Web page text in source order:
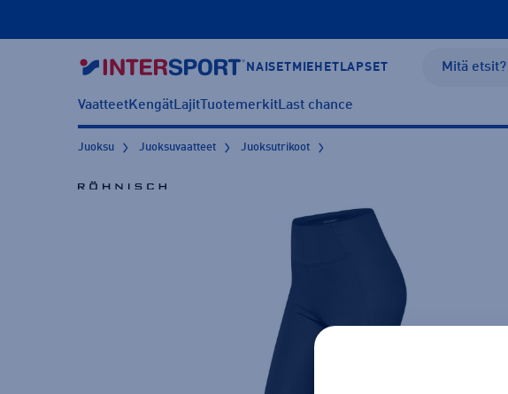
NAISET MIEHET LAPSET
VaatteetKengätLajitTuotemerkitLast chance
Juoksu Juoksuvaatteet Juoksutrikoot